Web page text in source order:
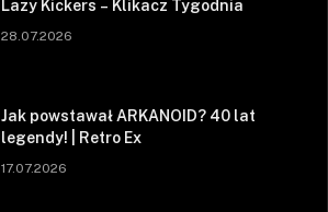
Lazy Kickers – Klikacz Tygodnia
28.07.2026
Jak powstawał ARKANOID? 40 lat
legendy! | Retro Ex
17.07.2026